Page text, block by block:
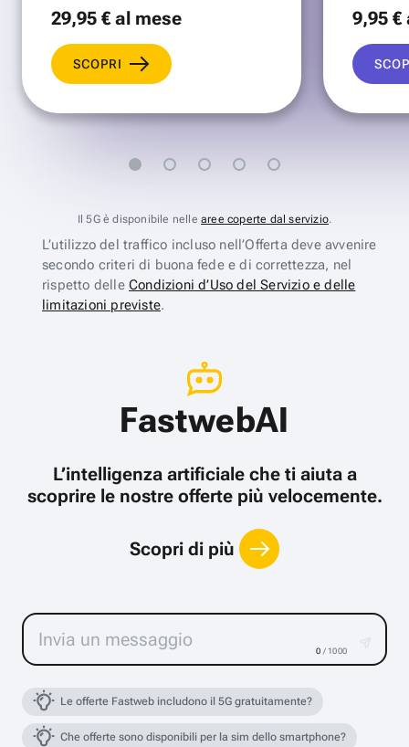
29,95 €al mese
SCOPRI
9,95 €
Il 5G è disponibile nelle aree coperte dal servizio.
L’utilizzo del traffico incluso nell’Offerta deve avvenire
secondo criteri di buona fede e di correttezza, nel
rispetto delle Condizioni d’Uso del Servizio e delle
limitazioni previste.
FastwebAI
L’intelligenza artificiale che ti aiuta a
scoprire le nostre offerte più velocemente.
Scopri di più
0 / 1000
Le offerte Fastweb includono il 5G gratuitamente?
Che offerte sono disponibili per la sim dello smartphone?